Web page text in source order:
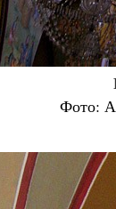
Фото: